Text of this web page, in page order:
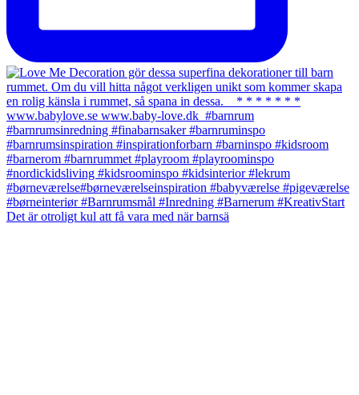
Det är otroligt kul att få vara med när barnsä